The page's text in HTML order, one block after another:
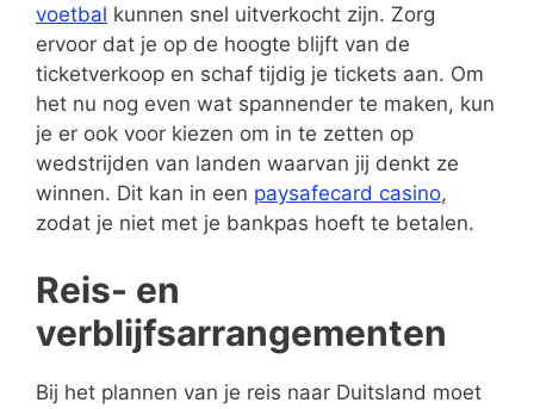
voetbal kunnen snel uitverkocht zijn. Zorg
ervoor dat je op de hoogte blijft van de
ticketverkoop en schaf tijdig je tickets aan. Om
het nu nog even wat spannender te maken, kun
je er ook voor kiezen om in te zetten op
wedstrijden van landen waarvan jij denkt ze
winnen. Dit kan in een paysafecard casino,
zodat je niet met je bankpas hoeft te betalen.
Reis- en
verblijfsarrangementen
Bij het plannen van je reis naar Duitsland moet